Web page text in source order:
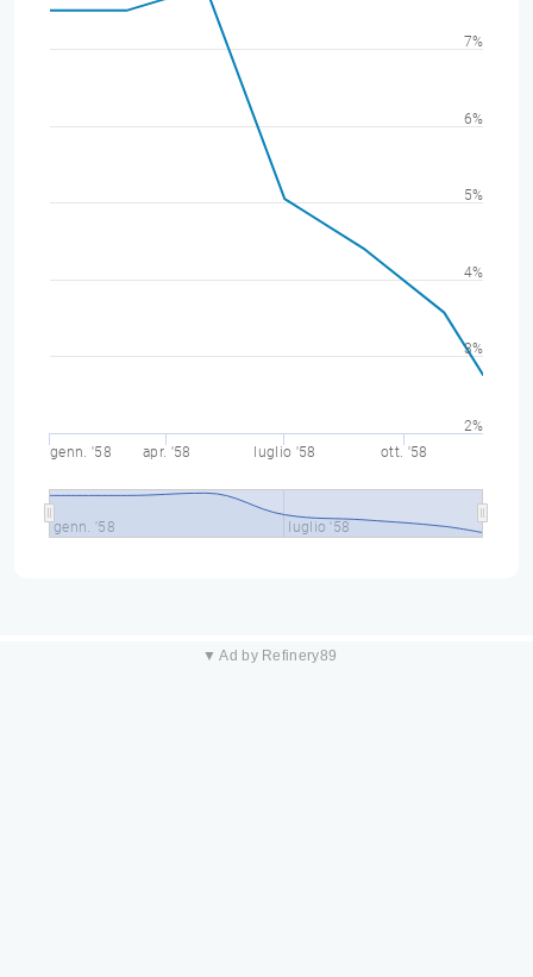
genn. '58 apr. '58 luglio '58 ott. '58
genn. '58 luglio '58
2%
3%
4%
5%
6%
7%
▼ Ad by Refinery89